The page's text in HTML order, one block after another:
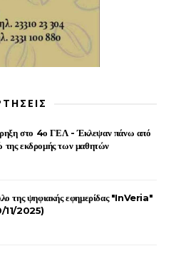
στο 4ο ΓΕΛ - Έκλεψαν πάνω από
εκδρομής των μαθητών
της ψηφιακής εφημερίδας "InVeria"
11/2025)